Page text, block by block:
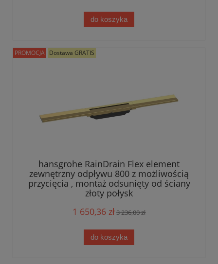
do koszyka
hansgrohe RainDrain Flex element
zewnętrzny odpływu 800 z możliwością
przycięcia , montaż odsunięty od ściany
złoty połysk
1 650,36 zł3 236,00 zł
do koszyka
PROMOCJA Dostawa GRATIS